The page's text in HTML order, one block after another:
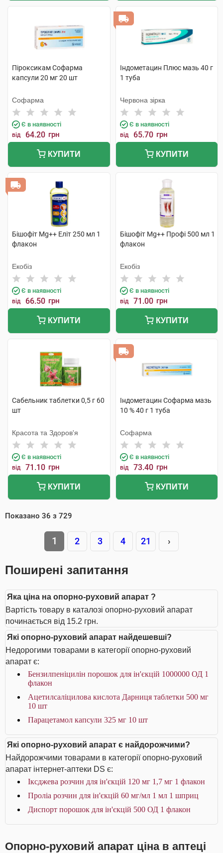
Піроксикам Софарма
капсули 20 мг 20 шт
Софарма
Є в наявності
від 64.20 грн
КУПИТИ
Індометацин Плюс мазь 40 г
1 туба
Червона зірка
Є в наявності
від 65.70 грн
КУПИТИ
Бішофіт Mg++ Еліт 250 мл 1
флакон
Екобіз
Є в наявності
від 66.50 грн
КУПИТИ
Бішофіт Mg++ Профі 500 мл 1
флакон
Екобіз
Є в наявності
від 71.00 грн
КУПИТИ
Сабельник таблетки 0,5 г 60
шт
Красота та Здоров'я
Є в наявності
від 71.10 грн
КУПИТИ
Індометацин Софарма мазь
10 % 40 г 1 туба
Софарма
Є в наявності
від 73.40 грн
КУПИТИ
Показано 36 з 729
1 2 3 4 21 ›
Поширені запитання
Яка ціна на опорно-руховий апарат ?
Вартість товару в каталозі опорно-руховий апарат
починається від 15.2 грн.
Які опорно-руховий апарат найдешевші?
Недорогими товарами в категорії опорно-руховий
апарат є:
Бензилпеніцилін порошок для ін'єкцій 1000000 ОД 1
флакон
Ацетилсаліцилова кислота Дарниця таблетки 500 мг
10 шт
Парацетамол капсули 325 мг 10 шт
Які опорно-руховий апарат є найдорожчими?
Найдорожчими товарами в категорії опорно-руховий
апарат інтернет-аптеки DS є:
Іксджева розчин для ін'єкцій 120 мг 1,7 мг 1 флакон
Проліа розчин для ін'єкцій 60 мг/мл 1 мл 1 шприц
Диспорт порошок для ін'єкцій 500 ОД 1 флакон
Опорно-руховий апарат ціна в аптеці